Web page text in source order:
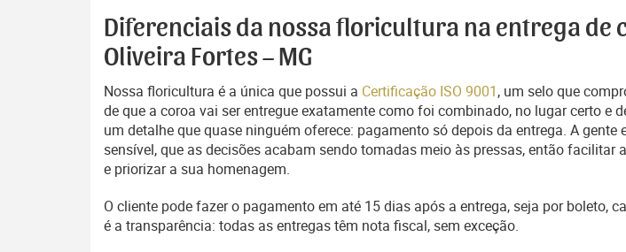
Diferenciais da nossa floricultura na entrega de
Oliveira Fortes – MG
Nossa floricultura é a única que possui a Certificação ISO 9001, um selo que
de que a coroa vai ser entregue exatamente como foi combinado, no lugar certo e
um detalhe que quase ninguém oferece: pagamento só depois da entrega. A
sensível, que as decisões acabam sendo tomadas meio às pressas, então facilitar
e priorizar a sua homenagem.
O cliente pode fazer o pagamento em até 15 dias após a entrega, seja por boleto,
é a transparência: todas as entregas têm nota fiscal, sem exceção.